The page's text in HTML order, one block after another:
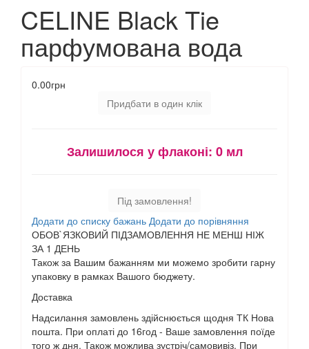
CELINE Black Tie
парфумована вода
0.00грн
Придбати в один клік
Залишилося у флаконі: 0 мл
Під замовлення!
Додати до списку бажань Додати до порівняння
ОБОВ`ЯЗКОВИЙ ПІДЗАМОВЛЕННЯ НЕ МЕНШ НІЖ
ЗА 1 ДЕНЬ
Також за Вашим бажанням ми можемо зробити гарну
упаковку в рамках Вашого бюджету.
Доставка
Надсилання замовлень здійснюється щодня ТК Нова
пошта. При оплаті до 16год - Ваше замовлення поїде
того ж дня. Також можлива зустріч/самовивіз. При